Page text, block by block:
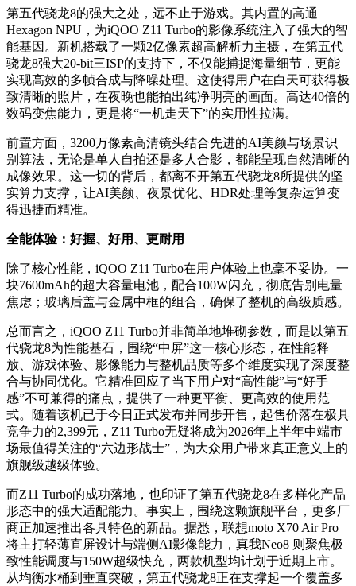
第五代骁龙8的强大之处，远不止于游戏。其内置的高通
Hexagon NPU，为iQOO Z11 Turbo的影像系统注入了强大的智
能基因。新机搭载了一颗2亿像素超高解析力主摄，在第五代
骁龙8强大20-bit三ISP的支持下，不仅能捕捉海量细节，更能
实现高效的多帧合成与降噪处理。这使得用户在白天可获得极
致清晰的照片，在夜晚也能拍出纯净明亮的画面。高达40倍的
数码变焦能力，更是将“一机走天下”的实用性拉满。
前置方面，3200万像素高清镜头结合先进的AI美颜与场景识
别算法，无论是单人自拍还是多人合影，都能呈现自然清晰的
成像效果。这一切的背后，都离不开第五代骁龙8所提供的坚
实算力支撑，让AI美颜、夜景优化、HDR处理等复杂运算变
得迅捷而精准。
全能体验：好握、好用、更耐用
除了核心性能，iQOO Z11 Turbo在用户体验上也毫不妥协。一
块7600mAh的超大容量电池，配合100W闪充，彻底告别电量
焦虑；玻璃后盖与金属中框的组合，确保了整机的高级质感。
总而言之，iQOO Z11 Turbo并非简单地堆砌参数，而是以第五
代骁龙8为性能基石，围绕“中屏”这一核心形态，在性能释
放、游戏体验、影像能力与整机品质等多个维度实现了深度整
合与协同优化。它精准回应了当下用户对“高性能”与“好手
感”不可兼得的痛点，提供了一种更平衡、更高效的使用范
式。随着该机已于今日正式发布并同步开售，起售价落在极具
竞争力的2,399元，Z11 Turbo无疑将成为2026年上半年中端市
场最值得关注的“六边形战士”，为大众用户带来真正意义上的
旗舰级越级体验。
而Z11 Turbo的成功落地，也印证了第五代骁龙8在多样化产品
形态中的强大适配能力。事实上，围绕这颗旗舰平台，更多厂
商正加速推出各具特色的新品。据悉，联想moto X70 Air Pro
将主打轻薄直屏设计与端侧AI影像能力，真我Neo8 则聚焦极
致性能调度与150W超级快充，两款机型均计划于近期上市。
从均衡水桶到垂直突破，第五代骁龙8正在支撑起一个覆盖多